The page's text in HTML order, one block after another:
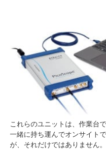
これらのユニットは、作業台
一緒に持ち運んでオンサイト
が、それだけではありません。